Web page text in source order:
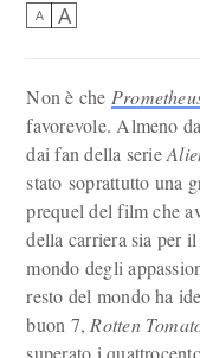
A A
Non è che
favorevole. Almeno
dai fan della serie
stato soprattutto una
prequel del film che
della carriera sia per
mondo degli
resto del mondo ha
buon 7, Rotten
superato i